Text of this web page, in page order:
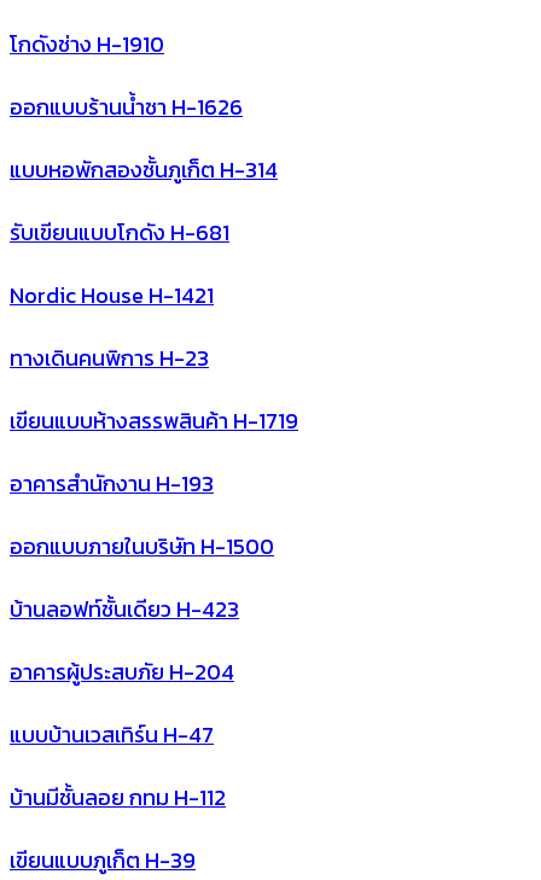
โกดังช่าง H-1910
ออกแบบร้านน้ำชา H-1626
แบบหอพักสองชั้นภูเก็ต H-314
รับเขียนแบบโกดัง H-681
Nordic House H-1421
ทางเดินคนพิการ H-23
เขียนแบบห้างสรรพสินค้า H-1719
อาคารสำนักงาน H-193
ออกแบบภายในบริษัท H-1500
บ้านลอฟท์ชั้นเดียว H-423
อาคารผู้ประสบภัย H-204
แบบบ้านเวสเทิร์น H-47
บ้านมีชั้นลอย กทม H-112
เขียนแบบภูเก็ต H-39